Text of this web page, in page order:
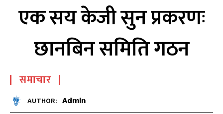
एक सय केजी सुन प्रकरणः
छानबिन समिति गठन
समाचार
AUTHOR: Admin